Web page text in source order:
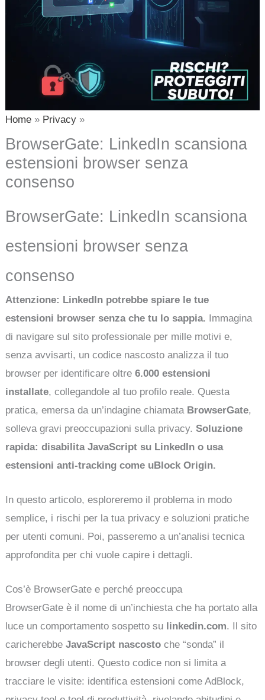
Home Privacy
BrowserGate: LinkedIn scansiona
estensioni browser senza
consenso
BrowserGate: LinkedIn scansiona
estensioni browser senza
consenso
Attenzione: LinkedIn potrebbe spiare le tue
estensioni browser senza che tu lo sappia. Immagina
di navigare sul sito professionale per mille motivi e,
senza avvisarti, un codice nascosto analizza il tuo
browser per identificare oltre6.000 estensioni
installate, collegandole al tuo profilo reale. Questa
pratica, emersa da un’indagine chiamata BrowserGate,
solleva gravi preoccupazioni sulla privacy.Soluzione
rapida: disabilita JavaScript su LinkedIn o usa
estensioni anti-tracking come uBlock Origin.
In questo articolo, esploreremo il problema in modo
semplice, i rischi per la tua privacy e soluzioni pratiche
per utenti comuni. Poi, passeremo a un’analisi tecnica
approfondita per chi vuole capire i dettagli.
Cos’è BrowserGate e perché preoccupa
BrowserGate è il nome di un’inchiesta che ha portato alla
luce un comportamento sospetto su linkedin.com. Il sito
caricherebbeJavaScript nascosto che “sonda” il
browser degli utenti. Questo codice non si limita a
tracciare le visite: identifica estensioni come AdBlock,